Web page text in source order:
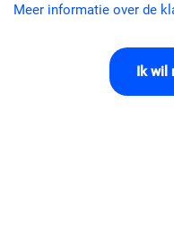
Meer informatie over de
Ik wil